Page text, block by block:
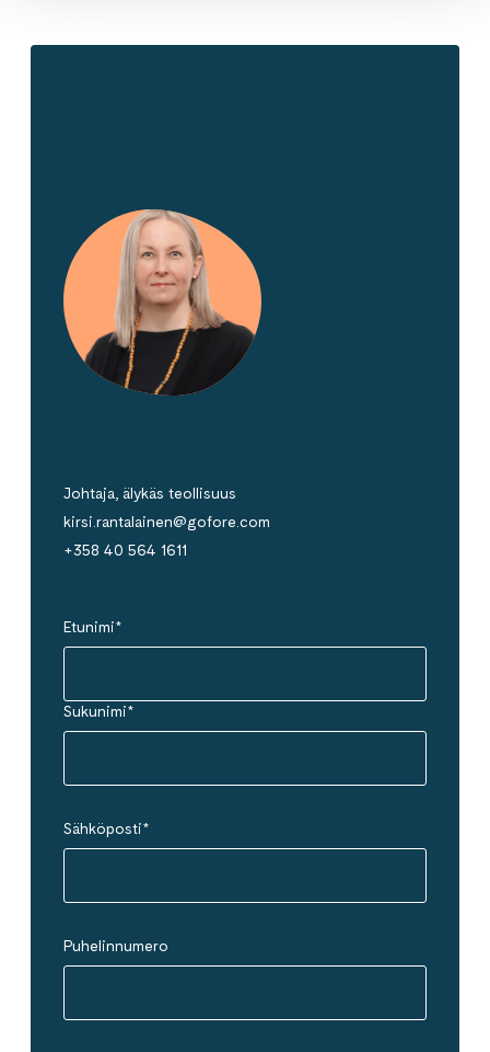
Johtaja, älykäs teollisuus
kirsi.rantalainen@gofore.com
+358 40 564 1611
Etunimi*
Sukunimi*
Sähköposti*
Puhelinnumero